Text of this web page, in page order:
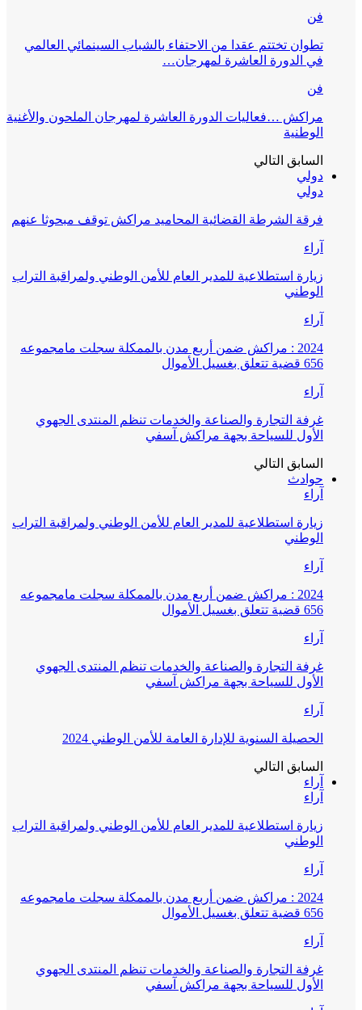
فن
تطوان تختتم عقدا من الاحتفاء بالشباب السينمائي العالمي
في الدورة العاشرة لمهرجان…
فن
مراكش …فعاليات الدورة العاشرة لمهرجان الملحون والأغنية
الوطنية
السابق التالي
دولي
دولي
فرقة الشرطة القضائية المحاميد مراكش توقف مبحوثا عنهم
آراء
زيارة استطلاعية للمدير العام للأمن الوطني ولمراقبة التراب
الوطني
آراء
2024 : مراكش ضمن أربع مدن بالممكلة سجلت مامجموعه
656 قضية تتعلق بغسيل الأموال
آراء
غرفة التجارة والصناعة والخدمات تنظم المنتدى الجهوي
الأول للسياحة بجهة مراكش آسفي
السابق التالي
حوادث
آراء
زيارة استطلاعية للمدير العام للأمن الوطني ولمراقبة التراب
الوطني
آراء
2024 : مراكش ضمن أربع مدن بالممكلة سجلت مامجموعه
656 قضية تتعلق بغسيل الأموال
آراء
غرفة التجارة والصناعة والخدمات تنظم المنتدى الجهوي
الأول للسياحة بجهة مراكش آسفي
آراء
الحصيلة السنوية للإدارة العامة للأمن الوطني 2024
السابق التالي
آراء
آراء
زيارة استطلاعية للمدير العام للأمن الوطني ولمراقبة التراب
الوطني
آراء
2024 : مراكش ضمن أربع مدن بالممكلة سجلت مامجموعه
656 قضية تتعلق بغسيل الأموال
آراء
غرفة التجارة والصناعة والخدمات تنظم المنتدى الجهوي
الأول للسياحة بجهة مراكش آسفي